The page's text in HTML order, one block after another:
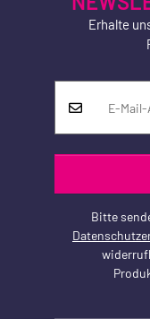
Erhalte
Bitte